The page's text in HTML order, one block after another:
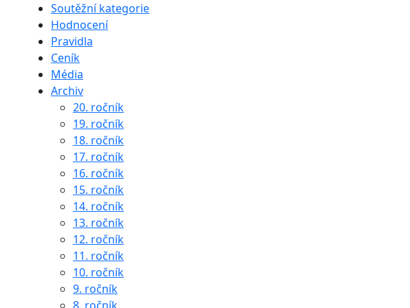
Soutěžní kategorie
Hodnocení
Pravidla
Ceník
Média
Archiv
20. ročník
19. ročník
18. ročník
17. ročník
16. ročník
15. ročník
14. ročník
13. ročník
12. ročník
11. ročník
10. ročník
9. ročník